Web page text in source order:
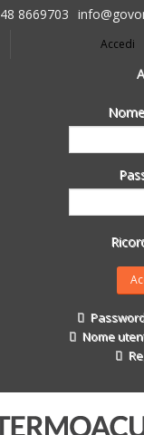
8669703
Accedi
Nome
Post
per l'edilizia
cartongesso e
per l'edilizia
cartongesso e sistemi